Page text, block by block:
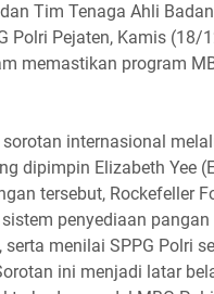
Tim Tenaga Ahli
Polri Pejaten, Kamis (18/
memastikan program
internasional
dipimpin Elizabeth Yee
tersebut, Rockefeller
penyediaan pangan
menilai SPPG Polri
ini menjadi latar